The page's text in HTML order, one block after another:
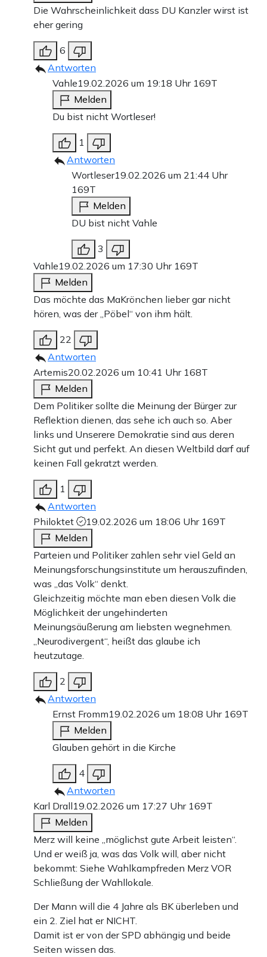
Die Wahrscheinlichkeit dass DU Kanzler wirst ist
eher gering
6
Antworten
Vahle19.02.2026 um 19:18 Uhr 169T
Melden
Du bist nicht Wortleser!
1
Antworten
Wortleser19.02.2026 um 21:44 Uhr
169T
Melden
DU bist nicht Vahle
3
Vahle19.02.2026 um 17:30 Uhr 169T
Melden
Das möchte das MaKrönchen lieber gar nicht
hören, was der „Pöbel“ von ihm hält.
22
Antworten
Artemis20.02.2026 um 10:41 Uhr 168T
Melden
Dem Politiker sollte die Meinung der Bürger zur
Reflektion dienen, das sehe ich auch so. Aber
links und Unserere Demokratie sind aus deren
Sicht gut und perfekt. An diesen Weltbild darf auf
keinen Fall gekratzt werden.
1
Antworten
Philoktet
19.02.2026 um 18:06 Uhr 169T
Melden
Parteien und Politiker zahlen sehr viel Geld an
Meinungsforschungsinstitute um herauszufinden,
was „das Volk“ denkt.
Gleichzeitig möchte man eben diesen Volk die
Möglichkeit der ungehinderten
Meinungsäußerung am liebsten wegnehmen.
„Neurodivergent“, heißt das glaube ich
heutzutage.
2
Antworten
Ernst Fromm19.02.2026 um 18:08 Uhr 169T
Melden
Glauben gehört in die Kirche
4
Antworten
Karl Drall19.02.2026 um 17:27 Uhr 169T
Melden
Merz will keine „möglichst gute Arbeit leisten“.
Und er weiß ja, was das Volk will, aber nicht
bekommt: Siehe Wahlkampfreden Merz VOR
Schließung der Wahllokale.
Der Mann will die 4 Jahre als BK überleben und
ein 2. Ziel hat er NICHT.
Damit ist er von der SPD abhängig und beide
Seiten wissen das.